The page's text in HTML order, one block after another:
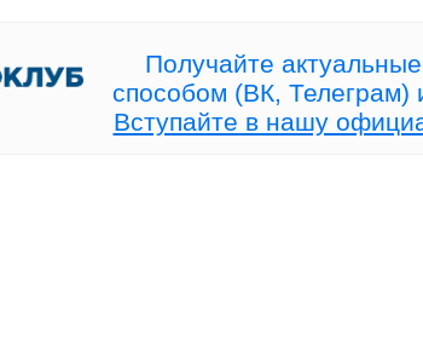
Получайте
способом (ВК, Телеграм)
Вступайте в нашу